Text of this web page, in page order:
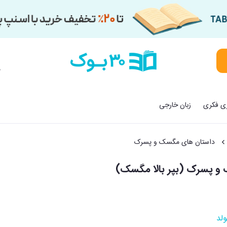
فکری زبان خارجی
داستان های مگسک و پسرک
پسرک (بپر بالا مگسک)